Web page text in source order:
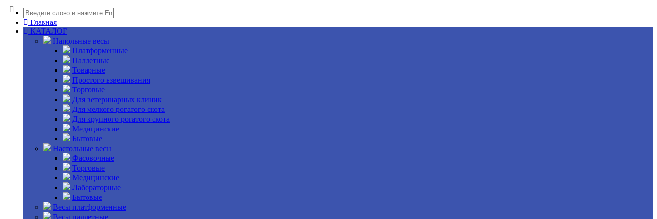
Главная
КАТАЛОГ
Напольные весы
Платформенные
Паллетные
Товарные
Простого взвешивания
Торговые
Для ветеринарных клиник
Для мелкого рогатого скота
Для крупного рогатого скота
Медицинские
Бытовые
Настольные весы
Фасовочные
Торговые
Медицинские
Лабораторные
Бытовые
Весы платформенные
Весы паллетные